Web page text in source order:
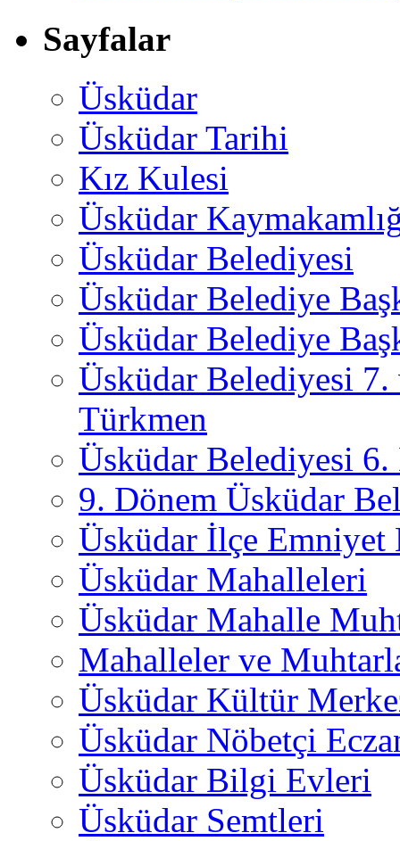
Sayfalar
Üsküdar
Üsküdar Tarihi
Kız Kulesi
Üsküdar
Üsküdar Belediyesi
Üsküdar Belediye
Üsküdar Belediye
Üsküdar Belediyesi
Türkmen
Üsküdar Belediyesi 6.
9. Dönem Üsküdar
Üsküdar İlçe
Üsküdar Mahalleleri
Üsküdar Mahalle
Mahalleler ve
Üsküdar Kültür
Üsküdar Nöbetçi
Üsküdar Bilgi Evleri
Üsküdar Semtleri